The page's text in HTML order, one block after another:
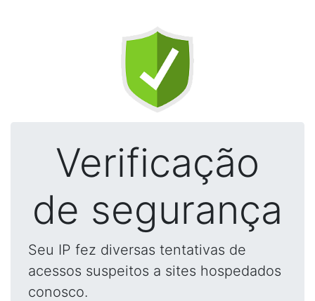
Verificação
de segurança
Seu IP fez diversas tentativas de
acessos suspeitos a sites hospedados
conosco.